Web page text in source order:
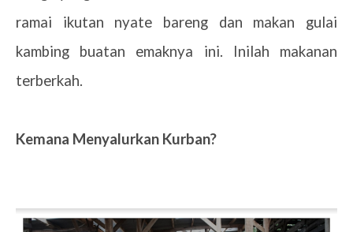
ramai ikutan nyate bareng dan makan gulai
kambing buatan emaknya ini. Inilah makanan
terberkah.
Kemana Menyalurkan Kurban?